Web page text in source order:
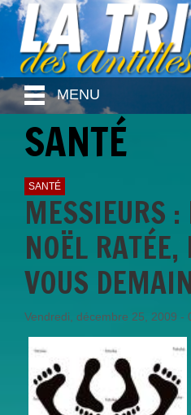
MENU
SANTÉ
SANTÉ
MESSIEURS :
NOËL
VOUS
Vendredi, décembre 25, 2009 -